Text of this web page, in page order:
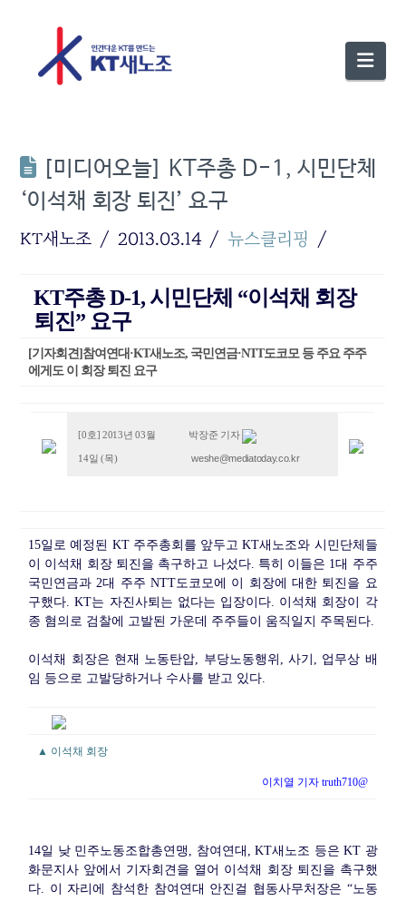
[미디어오늘] KT주총 D-1, 시민단체
‘이석채 회장 퇴진’ 요구
KT새노조 2013.03.14 뉴스클리핑
KT주총 D-1, 시민단체 “이석채 회장
퇴진” 요구
[기자회견]참여연대·KT새노조, 국민연금·NTT도코모 등 주요 주주
에게도 이 회장 퇴진 요구
[0호] 2013년 03월
14일 (목)
박장준 기자
weshe@mediatoday.co.kr
15일로 예정된 KT 주주총회를 앞두고 KT새노조와 시민단체들
이 이석채 회장 퇴진을 촉구하고 나섰다. 특히 이들은 1대 주주
국민연금과 2대 주주 NTT도코모에 이 회장에 대한 퇴진을 요
구했다. KT는 자진사퇴는 없다는 입장이다. 이석채 회장이 각
종 혐의로 검찰에 고발된 가운데 주주들이 움직일지 주목된다.
이석채 회장은 현재 노동탄압, 부당노동행위, 사기, 업무상 배
임 등으로 고발당하거나 수사를 받고 있다.
▲ 이석채 회장
이치열 기자 truth710@
14일 낮 민주노동조합총연맹, 참여연대, KT새노조 등은 KT 광
화문지사 앞에서 기자회견을 열어 이석채 회장 퇴진을 촉구했
다. 이 자리에 참석한 참여연대 안진걸 협동사무처장은 “노동